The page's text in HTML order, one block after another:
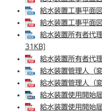
給水装置工事平面
給水装置工事平面
給水装置所有者代
31KB]
給水装置所有者代
給水装置管理人（
給水装置管理人（
給水装置使用開始
給水装置使用開始